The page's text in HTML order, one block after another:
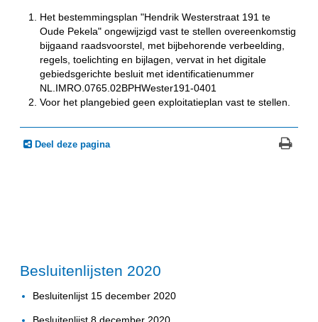
Het bestemmingsplan "Hendrik Westerstraat 191 te
Oude Pekela" ongewijzigd vast te stellen overeenkomstig
bijgaand raadsvoorstel, met bijbehorende verbeelding,
regels, toelichting en bijlagen, vervat in het digitale
gebiedsgerichte besluit met identificatienummer
NL.IMRO.0765.02BPHWester191-0401
Voor het plangebied geen exploitatieplan vast te stellen.
Deel deze pagina
Besluitenlijsten 2020
Besluitenlijst 15 december 2020